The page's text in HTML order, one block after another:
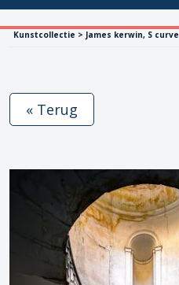
Kunstcollectie > James kerwin, S curve
« Terug